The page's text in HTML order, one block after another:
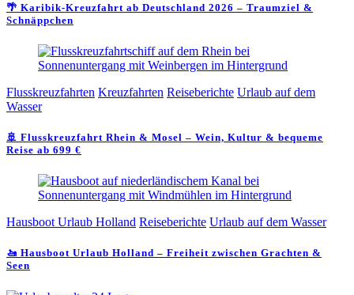
🌴 Karibik-Kreuzfahrt ab Deutschland 2026 – Traumziel &
Schnäppchen
Flusskreuzfahrten Kreuzfahrten Reiseberichte Urlaub auf dem
Wasser
🚢 Flusskreuzfahrt Rhein & Mosel – Wein, Kultur & bequeme
Reise ab 699 €
Hausboot Urlaub Holland Reiseberichte Urlaub auf dem Wasser
🚤 Hausboot Urlaub Holland – Freiheit zwischen Grachten &
Seen